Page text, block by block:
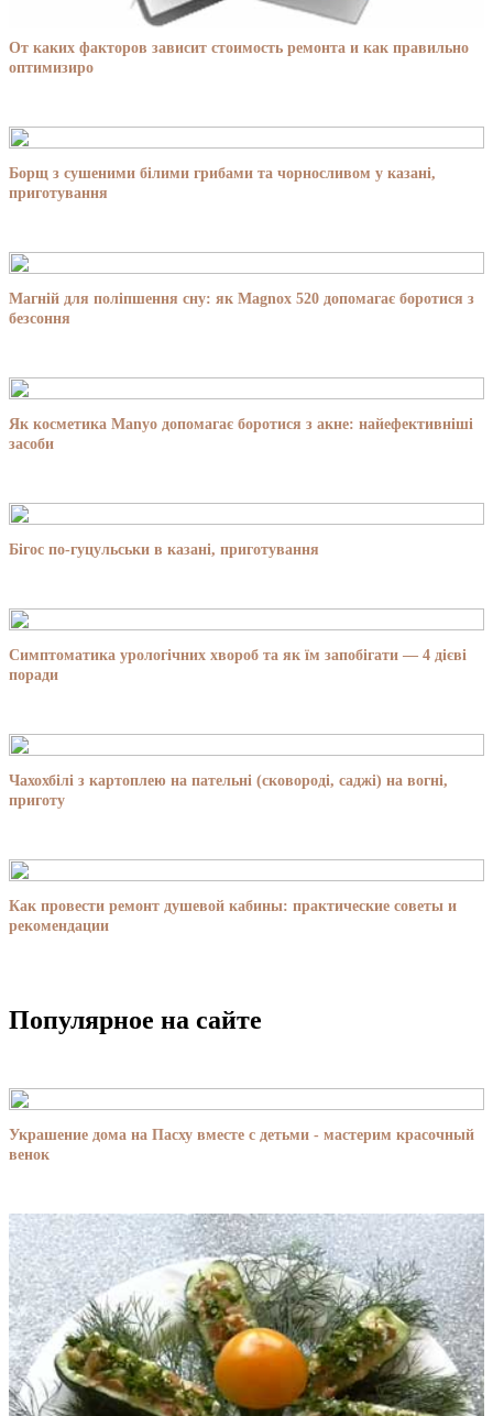
От каких факторов зависит стоимость ремонта и как правильно
оптимизиро
Борщ з сушеними білими грибами та чорносливом у казані,
приготування
Магній для поліпшення сну: як Magnox 520 допомагає боротися з
безсоння
Як косметика Manyo допомагає боротися з акне: найефективніші
засоби
Бігос по-гуцульськи в казані, приготування
Симптоматика урологічних хвороб та як їм запобігати — 4 дієві
поради
Чахохбілі з картоплею на пательні (сковороді, саджі) на вогні,
приготу
Как провести ремонт душевой кабины: практические советы и
рекомендации
Популярное на сайте
Украшение дома на Пасху вместе с детьми - мастерим красочный
венок